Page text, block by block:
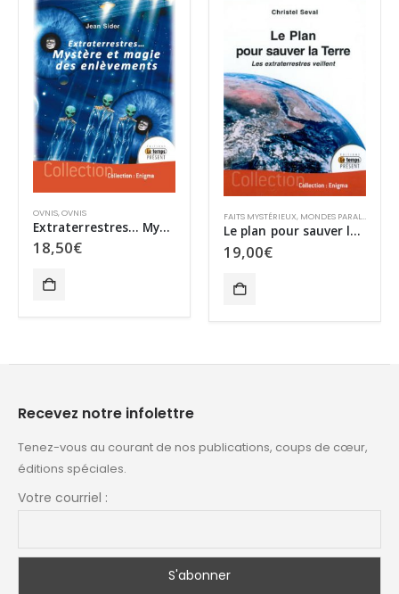
OVNIS,OVNIS
Extraterrestres… Mystère et magie des enlèvements
18,50€
FAITS MYSTÉRIEUX, MONDES PARALLÈLES
Le plan pour sauver la Terre
19,00€
Recevez notre infolettre
Tenez-vous au courant de nos publications, coups de cœur,
éditions spéciales.
Votre courriel :